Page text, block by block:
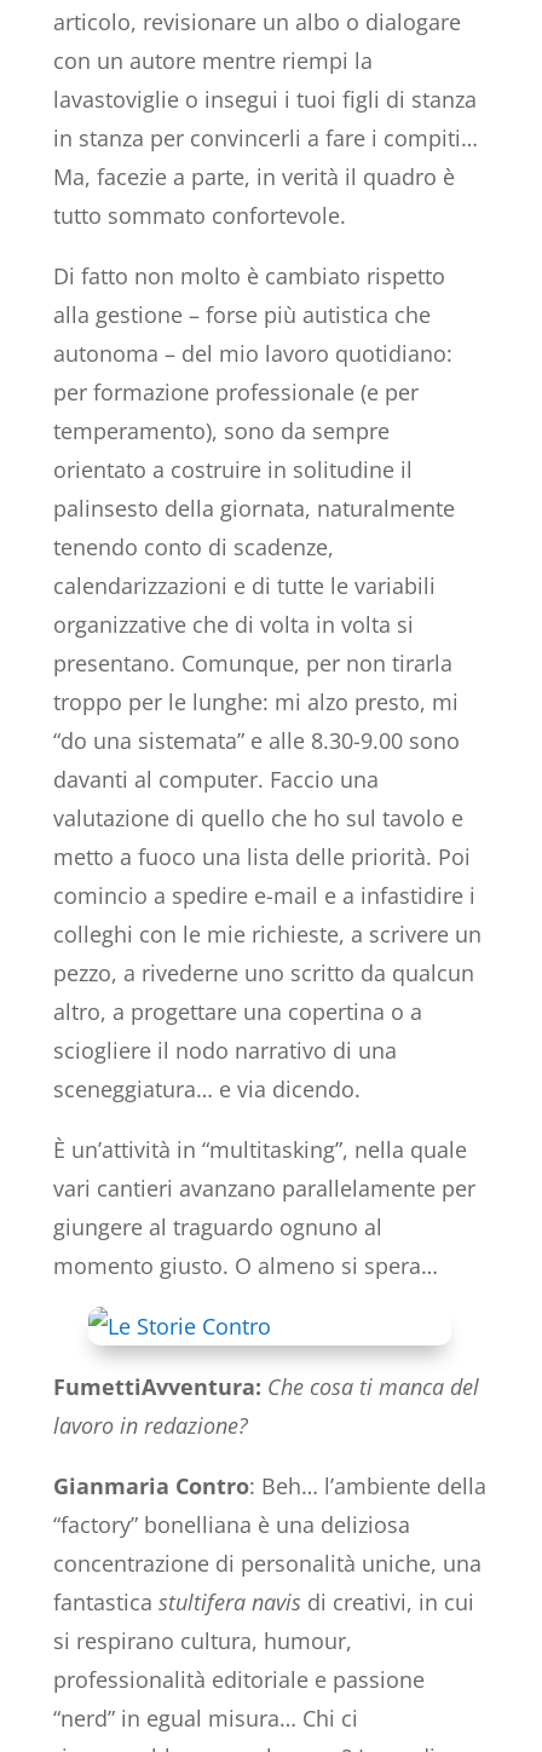
articolo, revisionare un albo o dialogare
con un autore mentre riempi la
lavastoviglie o insegui i tuoi figli di stanza
in stanza per convincerli a fare i compiti…
Ma, facezie a parte, in verità il quadro è
tutto sommato confortevole.
Di fatto non molto è cambiato rispetto
alla gestione – forse più autistica che
autonoma – del mio lavoro quotidiano:
per formazione professionale (e per
temperamento), sono da sempre
orientato a costruire in solitudine il
palinsesto della giornata, naturalmente
tenendo conto di scadenze,
calendarizzazioni e di tutte le variabili
organizzative che di volta in volta si
presentano. Comunque, per non tirarla
troppo per le lunghe: mi alzo presto, mi
“do una sistemata” e alle 8.30-9.00 sono
davanti al computer. Faccio una
valutazione di quello che ho sul tavolo e
metto a fuoco una lista delle priorità. Poi
comincio a spedire e-mail e a infastidire i
colleghi con le mie richieste, a scrivere un
pezzo, a rivederne uno scritto da qualcun
altro, a progettare una copertina o a
sciogliere il nodo narrativo di una
sceneggiatura… e via dicendo.
È un’attività in “multitasking”, nella quale
vari cantieri avanzano parallelamente per
giungere al traguardo ognuno al
momento giusto. O almeno si spera…
FumettiAvventura: Che cosa ti manca del
lavoro in redazione?
Gianmaria Contro: Beh… l’ambiente della
“factory” bonelliana è una deliziosa
concentrazione di personalità uniche, una
fantastica stultifera navis di creativi, in cui
si respirano cultura, humour,
professionalità editoriale e passione
“nerd” in egual misura… Chi ci